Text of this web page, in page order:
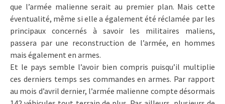
que l’armée malienne serait au premier plan. Mais cette
éventualité, même si elle a également été réclamée par les
principaux concernés à savoir les militaires maliens,
passera par une reconstruction de l’armée, en hommes
mais également en armes.
Et le pays semble l’avoir bien compris puisqu’il multiplie
ces derniers temps ses commandes en armes. Par rapport
au mois d’avril dernier, l’armée malienne compte désormais